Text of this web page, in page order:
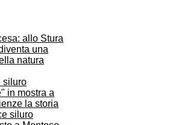
allo Stura
una
natura
in mostra a
la storia
siluro